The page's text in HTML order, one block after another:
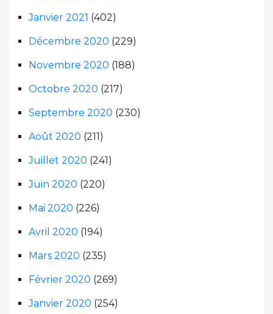
Janvier 2021 (402)
Décembre 2020 (229)
Novembre 2020 (188)
Octobre 2020 (217)
Septembre 2020 (230)
Août 2020 (211)
Juillet 2020 (241)
Juin 2020 (220)
Mai 2020 (226)
Avril 2020 (194)
Mars 2020 (235)
Février 2020 (269)
Janvier 2020 (254)